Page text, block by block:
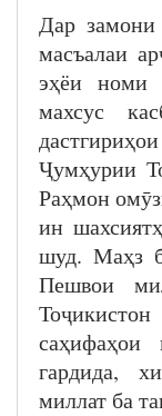
Дар замони
масъалаи
эҳёи номи
махсус
Ҷумҳурии
Раҳмон
ин
шуд. Маҳз
Пешвои
саҳифаҳои
гардида,
миллат ба